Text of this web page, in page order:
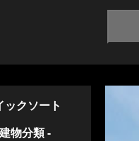
ックソート
物分類 -